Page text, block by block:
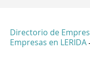
Directorio de
Empresas en LERIDA